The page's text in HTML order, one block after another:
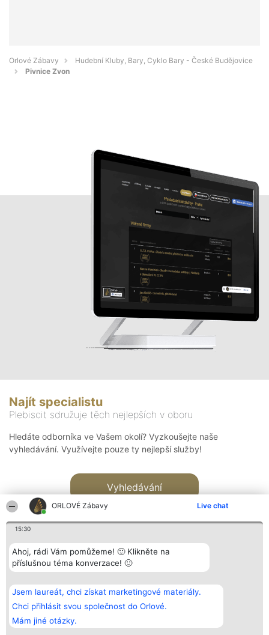
ORLOVÉ Zábavy Live chat
15:30
Ahoj, rádi Vám pomůžeme! 🙂 Klikněte na
příslušnou téma konverzace! 🙂
Jsem laureát, chci získat marketingové materiály.
Chci přihlásit svou společnost do Orlové.
Mám jiné otázky.
Orlové Zábavy
Hudební Kluby, Bary, Cyklo Bary - České Budějovice
Pivnice Zvon
Najít specialistu
Plebiscit sdružuje těch nejlepších v oboru
Hledáte odborníka ve Vašem okolí? Vyzkoušejte naše
vyhledávání. Využívejte pouze ty nejlepší služby!
Vyhledávání
Bright Side Solutions sp. z o.
o. sp. k.
ul. Ruska 22
Wrocław 50-079
KRS 0000749100 | Regon
381313360 | NIP 8943132676
Vítězové
Seznam všech
laureátů
Zásady
Zásady
Kontakt